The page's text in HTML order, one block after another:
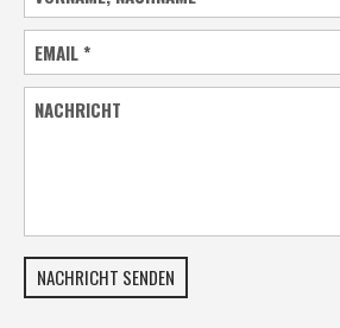
EMAIL*
NACHRICHT
NACHRICHT SENDEN